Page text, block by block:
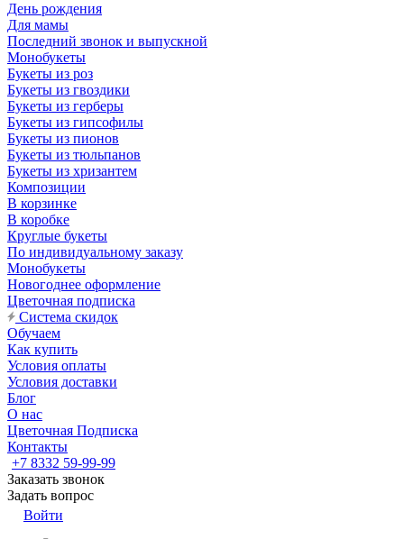
День рождения
Для мамы
Последний звонок и выпускной
Монобукеты
Букеты из роз
Букеты из гвоздики
Букеты из герберы
Букеты из гипсофилы
Букеты из пионов
Букеты из тюльпанов
Букеты из хризантем
Композиции
В корзинке
В коробке
Круглые букеты
По индивидуальному заказу
Монобукеты
Новогоднее оформление
Цветочная подписка
Система скидок
Обучаем
Как купить
Условия оплаты
Условия доставки
Блог
О нас
Цветочная Подписка
Контакты
+7 8332 59-99-99
Заказать звонок
Задать вопрос
Войти